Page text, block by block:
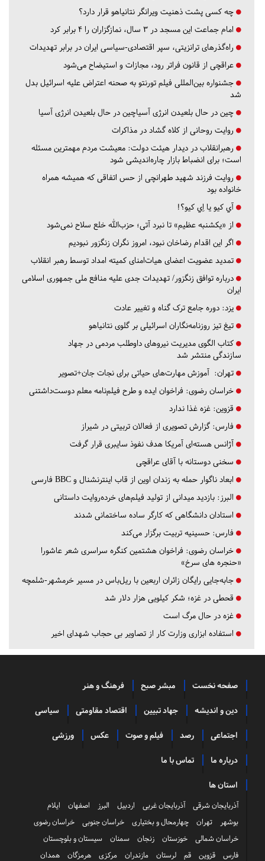
چه کسی پشت ذهنیت ویرانگر نتانیاهو قرار دارد؟
امام جماعت این مسجد در ۳ سال، نمازگزاران را ۴ برابر کرد
راه‌گذرهای ترانزیتی، سپر اقتصادی-سیاسی ایران در برابر تهدیدات
عراقچی از قانون فراتر رود، مجازات و استیضاح می‌شود
جشنواره بین‌المللی فیلم تورنتو به صحنه اعتراض علیه اسرائیل بدل
شد
چین در حال بلعیدن انرژی آسیاچین در حال بلعیدن انرژی آسیا
روایت روحانی از کلاه گشاد در مذاکرات
رهبرانقلاب در دیدار هیئت دولت: معیشت مردم مهمترین مسئله
است؛ برای انضباط بازار چاره‌اندیشی شود
روایت فرزند شهید طهرانچی از حس اتفاقی که همیشه همراه
خانواده بود
آي كيو يا اِي كيو؟!
از «یکشنبه عظیم» تا نبرد آتی؛ حزب‌الله خلع سلاح نمی‌شود
اگر این اقدام رضاخان نبود، امروز نگران زنگزور نبودیم
تمدید عضویت اعضای هیات‌امنای کمیته امداد توسط رهبر انقلاب
درباره توافق زنگزور/ تهدیدات جدی علیه منافع ملی جمهوری اسلامی
ایران
یزد: دوره جامع ترک گناه و تغییر عادت
تیغ تیز روزنامه‌نگاران اسرائیلی بر گلوی نتانیاهو
کتاب الگوی مدیریت نیروهای داوطلب مردمی در جهاد
سازندگی منتشر شد
تهران: آموزش مهارت‌های حیاتی برای نجات جان+تصویر
خراسان رضوی: فراخوان ایده و طرح فیلم‌نامه معلم دوست‌داشتنی
قزوین: غزه غذا ندارد
فارس: گزارش تصویری از فعالان تربیتی در شیراز
آژانس هسته‌ای آمریکا هدف نفوذ سایبری قرار گرفت
سخنی دوستانه با آقای عراقچی
ابعاد ناگوار حمله به زندان اوین از قاب اینترنشنال و BBC فارسی
البرز: بازدید میدانی از تولید فیلم‌های خرده‌روایت داستانی
استادان دانشگاهی که کارگر ساده ساختمانی شدند
فارس: حسینیه تربیت برگزار می‌کند
خراسان رضوی: فراخوان هشتمین کنگره سراسری شعر عاشورا
«حنجره های سرخ»
جابه‌جایی رایگان زائران اربعین با ریل‌باس در مسیر خرمشهر-شلمچه
قحطی در غزه؛ شکر کیلویی هزار دلار شد
غزه در حال مرگ است
استفاده ابزاری وزارت کار از تصاویر بی حجاب شهدای اخیر
صفحه نخست مبشر صبح فرهنگ و هنر
دین و اندیشه جهاد تبیین اقتصاد مقاومتی سیاسی
اجتماعی رصد فیلم و صوت عکس ورزشی
درباره ما تماس با ما
استان ها
آذربایجان شرقی آذربایجان غربی اردبیل البرز اصفهان
ایلام
بوشهر
تهران چهارمحال و بختیاری خراسان جنوبی
خراسان رضوی
خراسان شمالی
خوزستان زنجان سمنان
سیستان و بلوچستان
فارس
قزوین قم لرستان مازندران مرکزی هرمزگان همدان